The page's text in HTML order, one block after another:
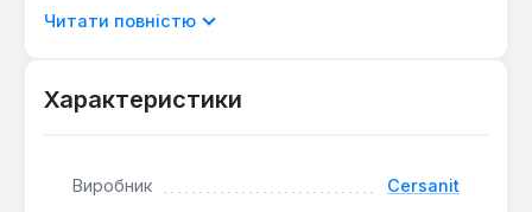
відрізняється гладкою поверхнею, що полегшує
в приміщеннях, де каналізаційний отвір
використовувати простір, що особливо цінно для
Читати повністю
Характеристики
Виробник Cersanit